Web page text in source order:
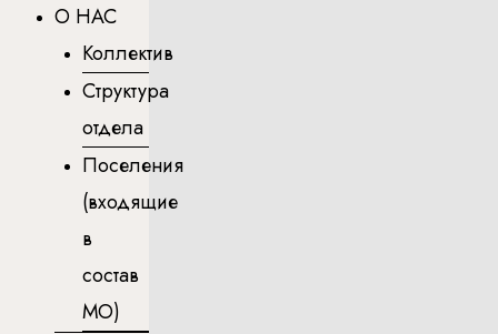
О НАС
Коллектив
Структура
отдела
Поселения
(входящие
в
состав
МО)